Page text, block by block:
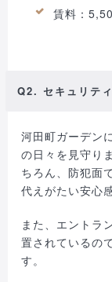
賃料：
Q2. セキュリテ
河田町ガーデン
の日々を見守り
ちろん、防犯面
代えがたい安心
また、エントラ
置されているの
す。